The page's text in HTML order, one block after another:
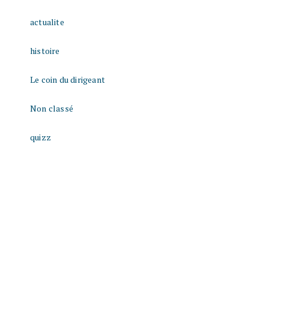
actualite
histoire
Le coin du dirigeant
Non classé
quizz